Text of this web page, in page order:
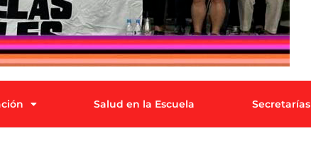
Salud en la Escuela Secretarías